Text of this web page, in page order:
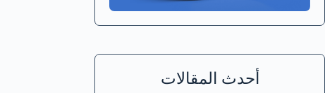
أحدث المقالات